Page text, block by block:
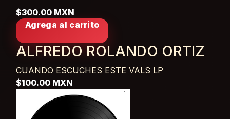
$300.00 MXN
Agrega al carrito
ALFREDO ROLANDO ORTIZ
CUANDO ESCUCHES ESTE VALS LP
$100.00 MXN